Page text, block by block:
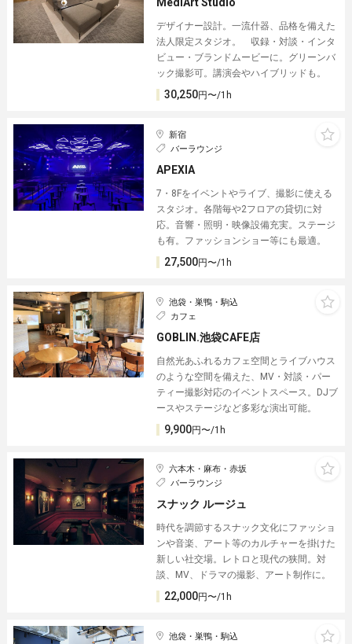
MediArt Studio
デザイナー設計。一流什器、品格を備えた
法人限定スタジオ。 収録・対談・インタ
ビュー・ブランドムービーに。グリーンバ
ック撮影可。講演会やハイブリッドも。
30,250円〜/1h
新宿
バーラウンジ
APEXIA
7・8Fをイベントやライブ、撮影に使える
スタジオ。各階毎や2フロアの貸切に対
応。音響・照明・映像設備充実。ステージ
も有。ファッションショー等にも最適。
27,500円〜/1h
池袋・巣鴨・駒込
カフェ
GOBLIN.池袋CAFE店
自然光あふれるカフェ空間とライブハウス
のような空間を備えた、MV・対談・パー
ティー撮影対応のイベントスペース。DJブ
ースやステージなど多彩な演出可能。
9,900円〜/1h
六本木・麻布・赤坂
バーラウンジ
スナック ルージュ
時代を調節するスナック文化にファッショ
ンや音楽、アート等のカルチャーを掛けた
新しい社交場。レトロと現代の狭間。対
談、MV、ドラマの撮影、アート制作に。
22,000円〜/1h
池袋・巣鴨・駒込